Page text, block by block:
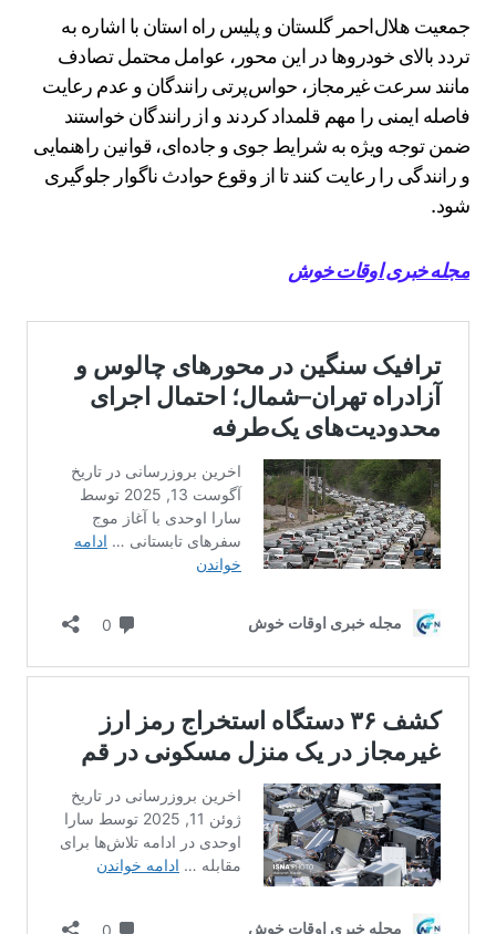
جمعیت هلال‌احمر گلستان و پلیس راه استان با اشاره به
تردد بالای خودروها در این محور، عوامل محتمل تصادف
مانند سرعت غیرمجاز، حواس‌پرتی رانندگان و عدم رعایت
فاصله ایمنی را مهم قلمداد کردند و از رانندگان خواستند
ضمن توجه ویژه به شرایط جوی و جاده‌ای، قوانین راهنمایی
و رانندگی را رعایت کنند تا از وقوع حوادث ناگوار جلوگیری
شود.
مجله خبری اوقات خوش